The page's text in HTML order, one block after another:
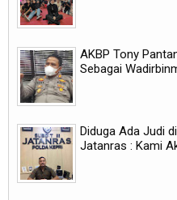
AKBP Tony
Sebagai
Diduga Ada Judi
Jatanras : Kami